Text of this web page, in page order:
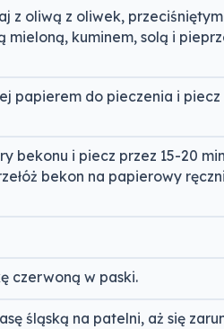
z oliwą z oliwek,
mieloną, kuminem, solą i
papierem do pieczenia i piecz
bekonu i piecz przez 15-20
bekon na papierowy
czerwoną w paski.
śląską na patelni, aż się